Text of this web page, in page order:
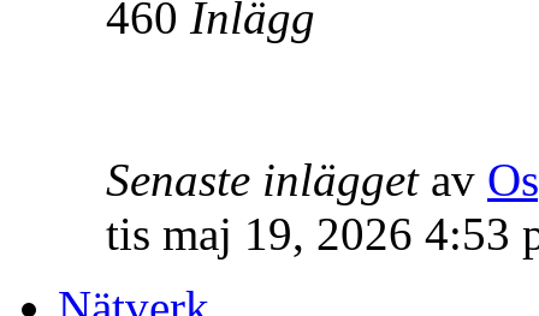
460 Inlägg
Senaste inläggetav
tis maj 19, 2026 4:53